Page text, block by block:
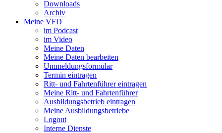
Downloads
Archiv
Meine VFD
im Podcast
im Video
Meine Daten
Meine Daten bearbeiten
Ummeldungsformular
Termin eintragen
Ritt- und Fahrtenführer eintragen
Meine Ritt- und Fahrtenführer
Ausbildungsbetrieb eintragen
Meine Ausbildungsbetriebe
Logout
Interne Dienste